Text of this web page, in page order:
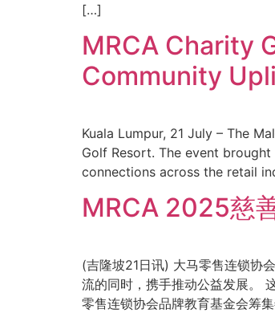
[…]
MRCA Charity
Community
Kuala Lumpur, 21 July – The
Golf Resort. The event
connections across the retail
MRCA 2025慈
(吉隆坡21日讯) 大马零售连锁协
流的同时，携手推动公益发展。
零售连锁协会品牌教育基金会筹